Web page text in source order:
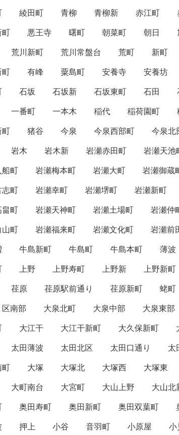
綾田町 青柳 青柳新 赤江町
町
悪王寺 曙町 朝菜町 朝日
荒川新町 荒川常盤台 荒町 新町
町
有峰 粟島町 安養寺 安養坊
石坂 石坂新 石坂東町 石田
一番町 一本木 稲代 稲荷園町
町
猪谷 今泉 今泉西部町 今泉北
岩木 岩木新 岩瀬赤田町 岩瀬天池
町
岩瀬梅本町 岩瀬大町 岩瀬御蔵
町
岩瀬幸町 岩瀬堺町 岩瀬新町
町
岩瀬天神町 岩瀬土場町 岩瀬仲
町
岩瀬福来町 岩瀬文化町 岩瀬前
牛島新町 牛島町 牛島本町 薄波
上野 上野寿町 上野新 上野新町
荏原 荏原駅前通り 荏原新町 蛯町
南部
大泉北町 大泉中部 大泉東部
大江干 大江干新町 大久保新町
太田薄波 太田北区 太田口通り 太
町
大塚 大塚北 大塚西 大塚東
大町南台 大宮町 大山上野 大山北
奥田寿町 奥田新町 奥田双葉町
押上 小谷 音羽町 小原屋 小